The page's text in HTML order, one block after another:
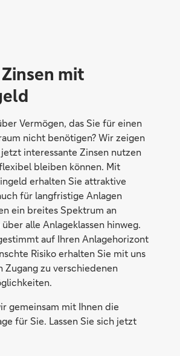
mit
Vermögen, das Sie für einen
nicht benötigen? Wir zeigen
interessante Zinsen nutzen
bleiben können. Mit
erhalten Sie attraktive
für langfristige Anlagen
ein breites Spektrum an
alle Anlageklassen hinweg.
auf Ihren Anlagehorizont
Risiko erhalten Sie mit uns
Zugang zu verschiedenen
gemeinsam mit Ihnen die
für Sie. Lassen Sie sich jetzt